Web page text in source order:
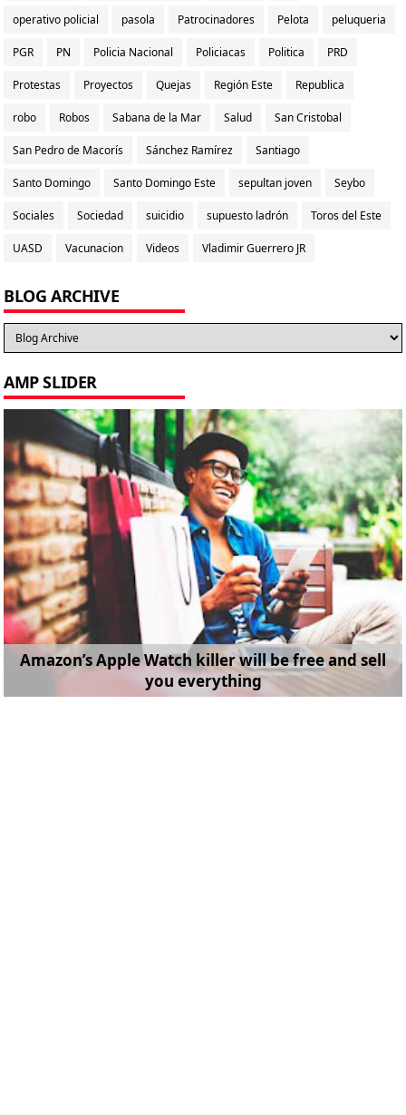
operativo policial pasola Patrocinadores Pelota peluqueria
PGR PN Policia Nacional Policiacas Politica PRD
Protestas Proyectos Quejas Región Este Republica
robo Robos Sabana de la Mar Salud San Cristobal
San Pedro de Macorís Sánchez Ramírez Santiago
Santo Domingo Santo Domingo Este sepultan joven Seybo
Sociales Sociedad suicidio supuesto ladrón Toros del Este
UASD Vacunacion Videos Vladimir Guerrero JR
BLOG ARCHIVE
AMP SLIDER
Amazon’s Apple Watch killer will be free and sell
you everything